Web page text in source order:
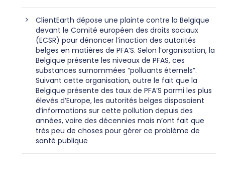
ClientEarth dépose une plainte contre la Belgique
devant le Comité européen des droits sociaux
(ECSR) pour dénoncer l’inaction des autorités
belges en matières de PFA’S. Selon l’organisation, la
Belgique présente les niveaux de PFAS, ces
substances surnommées “polluants éternels”.
Suivant cette organisation, outre le fait que la
Belgique présente des taux de PFA’S parmi les plus
élevés d’Europe, les autorités belges disposaient
d’informations sur cette pollution depuis des
années, voire des décennies mais n’ont fait que
très peu de choses pour gérer ce problème de
santé publique